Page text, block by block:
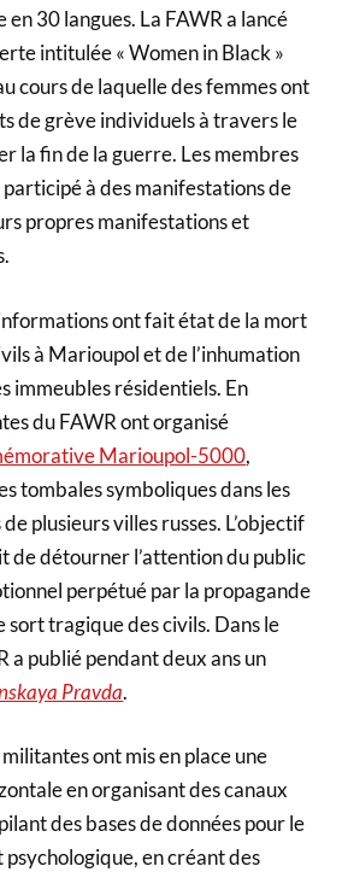
30 langues. La FAWR a lancé
intitulée « Women in Black »
cours de laquelle des femmes ont
de grève individuels à travers le
la fin de la guerre. Les membres
à des manifestations de
propres manifestations et
ont fait état de la mort
à Marioupol et de l’inhumation
immeubles résidentiels. En
du FAWR ont organisé
Marioupol-5000,
tombales symboliques dans les
plusieurs villes russes. L’objectif
de détourner l’attention du public
perpétué par la propagande
sort tragique des civils. Dans le
a publié pendant deux ans un
Pravda.
ont mis en place une
en organisant des canaux
des bases de données pour le
en créant des